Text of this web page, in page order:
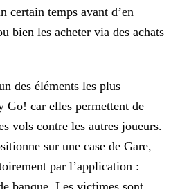
certain temps avant d’en
bien les acheter via des achats
des éléments les plus
Go! car elles permettent de
vols contre les autres joueurs.
sur une case de Gare,
par l’application :